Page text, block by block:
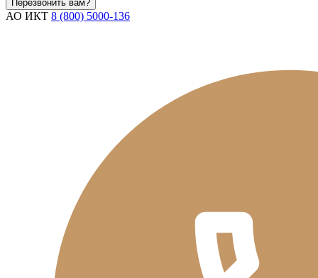
Перезвонить вам?
АО ИКТ 8 (800) 5000-136